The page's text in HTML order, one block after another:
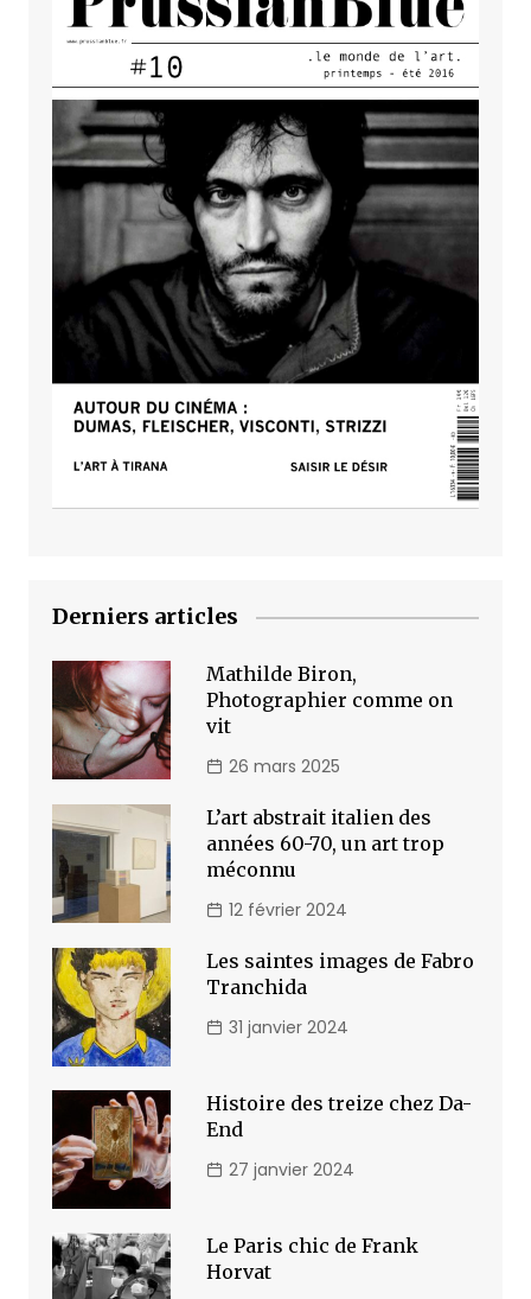
Derniers articles
Mathilde Biron,
Photographier comme on
vit
26 mars 2025
L’art abstrait italien des
années 60-70, un art trop
méconnu
12 février 2024
Les saintes images de Fabro
Tranchida
31 janvier 2024
Histoire des treize chez Da-
End
27 janvier 2024
Le Paris chic de Frank
Horvat